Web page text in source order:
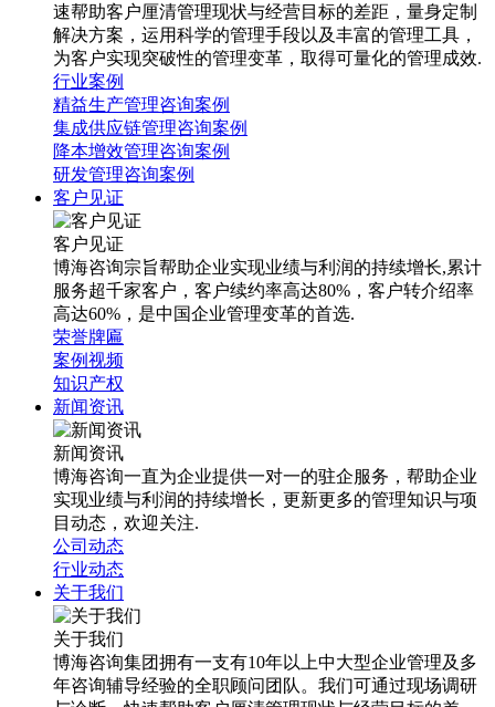
速帮助客户厘清管理现状与经营目标的差距，量身定制
解决方案，运用科学的管理手段以及丰富的管理工具，
为客户实现突破性的管理变革，取得可量化的管理成效.
行业案例
精益生产管理咨询案例
集成供应链管理咨询案例
降本增效管理咨询案例
研发管理咨询案例
客户见证
客户见证
博海咨询宗旨帮助企业实现业绩与利润的持续增长,累计
服务超千家客户，客户续约率高达80%，客户转介绍率
高达60%，是中国企业管理变革的首选.
荣誉牌匾
案例视频
知识产权
新闻资讯
新闻资讯
博海咨询一直为企业提供一对一的驻企服务，帮助企业
实现业绩与利润的持续增长，更新更多的管理知识与项
目动态，欢迎关注.
公司动态
行业动态
关于我们
关于我们
博海咨询集团拥有一支有10年以上中大型企业管理及多
年咨询辅导经验的全职顾问团队。我们可通过现场调研